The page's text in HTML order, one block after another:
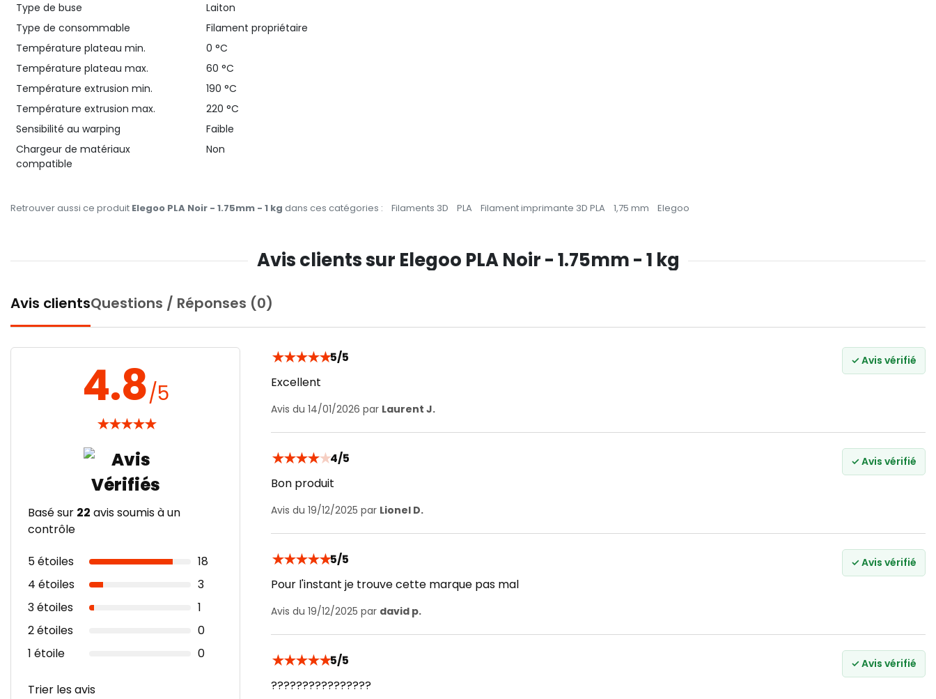
Type de buse
Laiton
Type de consommable
Filament propriétaire
Température plateau min.
0 °C
Température plateau max.
60 °C
Température extrusion min.
190 °C
Température extrusion max.
220 °C
Sensibilité au warping
Faible
Chargeur de matériaux
compatible
Non
Retrouver aussi ce produit Elegoo PLA Noir - 1.75mm - 1 kg dans ces catégories : Filaments 3D PLA Filament imprimante 3D PLA 1,75 mm Elegoo
Avis clients sur Elegoo PLA Noir - 1.75mm - 1 kg
Avis clientsQuestions / Réponses (0)
4.8/5
★★★★★
Basé sur 22 avis soumis à un
contrôle
5 étoiles
18
4 étoiles
3
3 étoiles
1
2 étoiles
0
1 étoile
0
Trier les avis
★★★★★5/5 ✓ Avis vérifié
Excellent
Avis du 14/01/2026 par Laurent J.
★★★★★4/5 ✓ Avis vérifié
Bon produit
Avis du 19/12/2025 par Lionel D.
★★★★★5/5 ✓ Avis vérifié
Pour l'instant je trouve cette marque pas mal
Avis du 19/12/2025 par david p.
★★★★★5/5 ✓ Avis vérifié
????????????????